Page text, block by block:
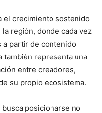
el crecimiento sostenido
región, donde cada vez
a partir de contenido
también representa una
entre creadores,
su propio ecosistema.
posicionarse no